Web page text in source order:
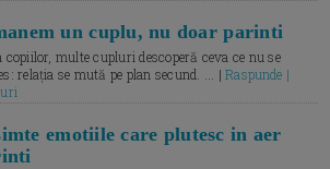
un cuplu, nu doar parinti
copiilor, multe cupluri descoperă ceva ce nu se
relația se mută pe plan secund. ... |Raspunde |
emotiile care plutesc in aer